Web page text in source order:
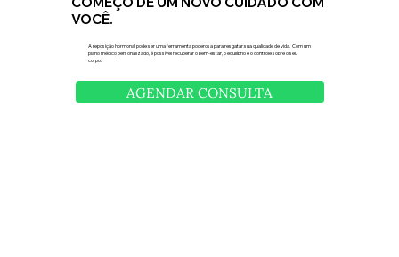
VOCÊ.
A reposição hormonal pode ser uma ferramenta poderosa para resgatar sua qualidade de vida. Com um
plano médico personalizado, é possível recuperar o bem-estar, o equilíbrio e o controle sobre o seu
corpo.
AGENDAR CONSULTA